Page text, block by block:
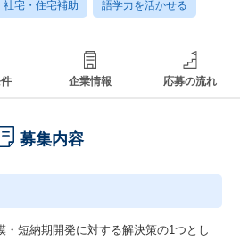
社宅・住宅補助 語学力を活かせる
企業情報 応募の流れ
募集内容
・短納期開発に対する解決策の1つとし